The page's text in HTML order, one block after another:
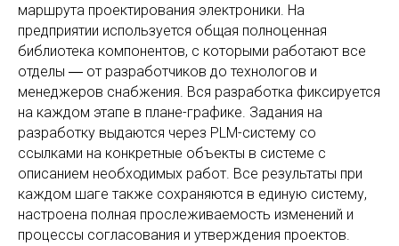
маршрута проектирования электроники. На
предприятии используется общая полноценная
библиотека компонентов, с которыми работают все
отделы ― от разработчиков до технологов и
менеджеров снабжения. Вся разработка фиксируется
на каждом этапе в плане-графике. Задания на
разработку выдаются через PLM-систему со
ссылками на конкретные объекты в системе с
описанием необходимых работ. Все результаты при
каждом шаге также сохраняются в единую систему,
настроена полная прослеживаемость изменений и
процессы согласования и утверждения проектов.